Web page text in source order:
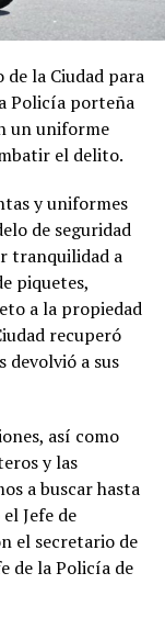
la Ciudad para
Policía porteña
un uniforme
el delito.
y uniformes
de seguridad
tranquilidad a
piquetes,
a la propiedad
recuperó
devolvió a sus
así como
y las
a buscar hasta
Jefe de
el secretario de
de la Policía de